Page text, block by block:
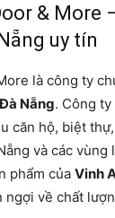
& More
uy tín
là công ty
Nẵng. Công
căn hộ, biệt
và các vùng
phẩm của Vinh
ngợi về chất